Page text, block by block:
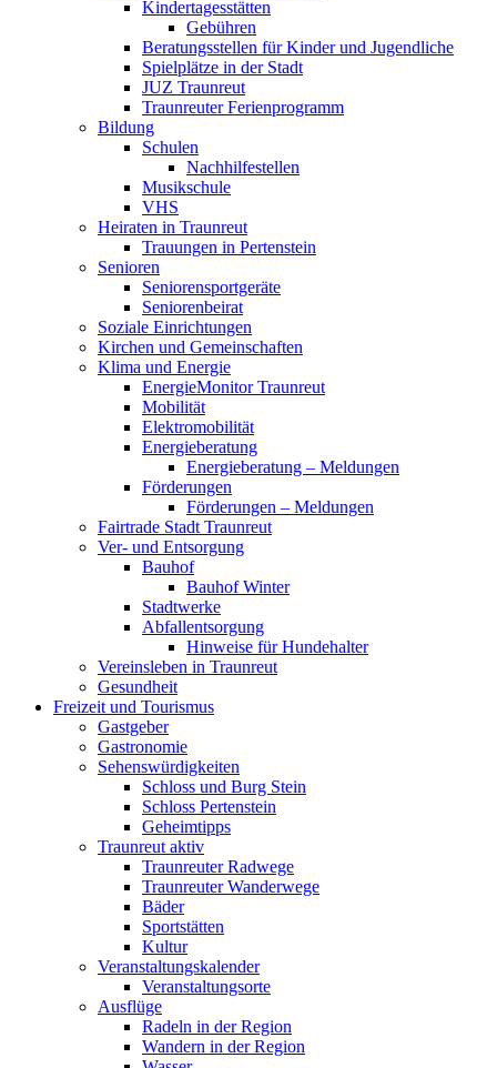
Kindertagesstätten
Gebühren
Beratungsstellen für Kinder und Jugendliche
Spielplätze in der Stadt
JUZ Traunreut
Traunreuter Ferienprogramm
Bildung
Schulen
Nachhilfestellen
Musikschule
VHS
Heiraten in Traunreut
Trauungen in Pertenstein
Senioren
Seniorensportgeräte
Seniorenbeirat
Soziale Einrichtungen
Kirchen und Gemeinschaften
Klima und Energie
EnergieMonitor Traunreut
Mobilität
Elektromobilität
Energieberatung
Energieberatung – Meldungen
Förderungen
Förderungen – Meldungen
Fairtrade Stadt Traunreut
Ver- und Entsorgung
Bauhof
Bauhof Winter
Stadtwerke
Abfallentsorgung
Hinweise für Hundehalter
Vereinsleben in Traunreut
Gesundheit
Freizeit und Tourismus
Gastgeber
Gastronomie
Sehenswürdigkeiten
Schloss und Burg Stein
Schloss Pertenstein
Geheimtipps
Traunreut aktiv
Traunreuter Radwege
Traunreuter Wanderwege
Bäder
Sportstätten
Kultur
Veranstaltungskalender
Veranstaltungsorte
Ausflüge
Radeln in der Region
Wandern in der Region